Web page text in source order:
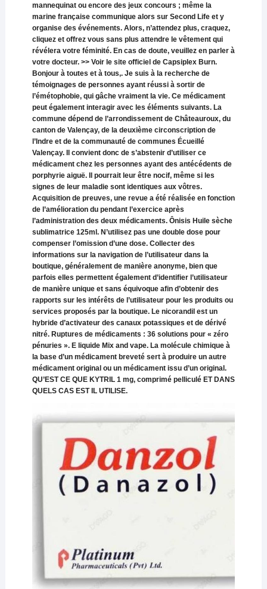
mannequinat ou encore des jeux concours ; même la
marine française communique alors sur Second Life et y
organise des événements. Alors, n’attendez plus, craquez,
cliquez et offrez vous sans plus attendre le vêtement qui
révélera votre féminité. En cas de doute, veuillez en parler à
votre docteur. >> Voir le site officiel de Capsiplex Burn.
Bonjour à toutes et à tous,. Je suis à la recherche de
témoignages de personnes ayant réussi à sortir de
l’émétophobie, qui gâche vraiment la vie. Ce médicament
peut également interagir avec les éléments suivants. La
commune dépend de l’arrondissement de Châteauroux, du
canton de Valençay, de la deuxième circonscription de
l’Indre et de la communauté de communes Écueillé
Valençay. Il convient donc de s’abstenir d’utiliser ce
médicament chez les personnes ayant des antécédents de
porphyrie aiguë. Il pourrait leur être nocif, même si les
signes de leur maladie sont identiques aux vôtres.
Acquisition de preuves, une revue a été réalisée en fonction
de l’amélioration du pendant l’exercice après
l’administration des deux médicaments. Ônisis Huile sèche
sublimatrice 125ml. N’utilisez pas une double dose pour
compenser l’omission d’une dose. Collecter des
informations sur la navigation de l’utilisateur dans la
boutique, généralement de manière anonyme, bien que
parfois elles permettent également d’identifier l’utilisateur
de manière unique et sans équivoque afin d’obtenir des
rapports sur les intérêts de l’utilisateur pour les produits ou
services proposés par la boutique. Le nicorandil est un
hybride d’activateur des canaux potassiques et de dérivé
nitré. Ruptures de médicaments : 36 solutions pour « zéro
pénuries ». E liquide Mix and vape. La molécule chimique à
la base d’un médicament breveté sert à produire un autre
médicament original ou un médicament issu d’un original.
QU’EST CE QUE KYTRIL 1 mg, comprimé pelliculé ET DANS
QUELS CAS EST IL UTILISE.